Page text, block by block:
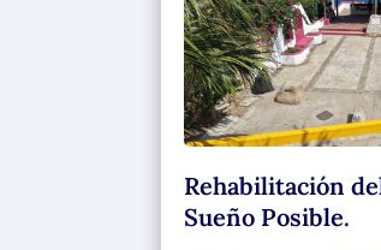
Rehabilitación
Sueño Posible.